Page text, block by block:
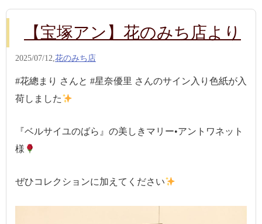
【宝塚アン】花のみち店より
2025/07/12,花のみち店
#花總まり さんと #星奈優里 さんのサイン入り色紙が入
荷しました
『ベルサイユのばら』の美しきマリー•アントワネット
様
ぜひコレクションに加えてください